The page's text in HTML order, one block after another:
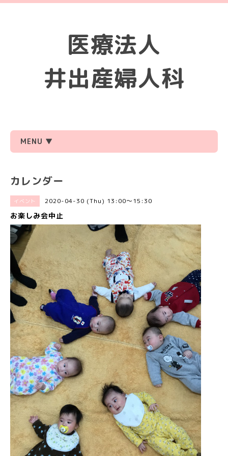
医療法人
井出産婦人科
MENU ▼
カレンダー
イベント 2020-04-30 (Thu) 13:00～15:30
お楽しみ会中止